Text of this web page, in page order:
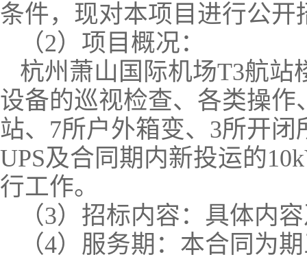
条件，现对本项目进行公开
（2）项目概况：
杭州萧山国际机场T3航站
设备的巡视检查、各类操
站、 7所户外箱变、 3所开闭
UPS及合同期内新投运的
行工作。
（3）招标内容：具体内
（4）服务期：本合同为